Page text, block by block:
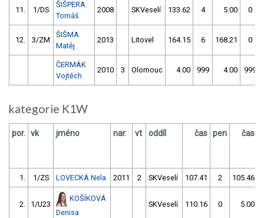
11. 1/DS
ŠIŠPERA
Tomáš
2008 SKVeselí 133.62 4 5.00 0
12. 3/ZM
ŠIŠMA
Matěj
2013 Litovel 164.15 6 168.21 0
ČERMÁK
Vojtěch
2010 3 Olomouc 4.00 999 4.00 999
kategorie K1W
por. vk jméno nar. vt oddíl čas pen čas
1. 1/ZS LOVECKÁ Nela 2011 2 SKVeselí 107.41 2 105.46
2. 1/U23
KOŠÍKOVÁ
Denisa
SKVeselí 110.16 0 5.00